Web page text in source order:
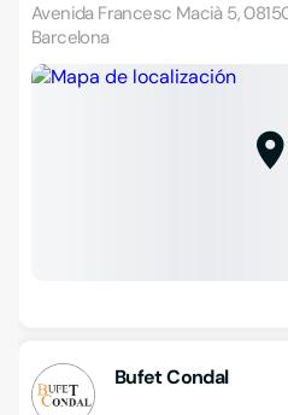
Avenida Francesc Macià 5,
Barcelona
Bufet Condal